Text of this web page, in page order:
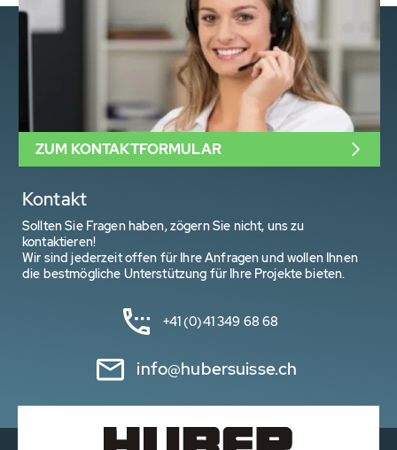
Kontakt
Sollten Sie Fragen haben, zögern Sie nicht, uns zu
kontaktieren!
Wir sind jederzeit offen für Ihre Anfragen und wollen Ihnen
die bestmögliche Unterstützung für Ihre Projekte bieten.
+41 (0)41 349 68 68
info@hubersuisse.ch
ZUM KONTAKTFORMULAR